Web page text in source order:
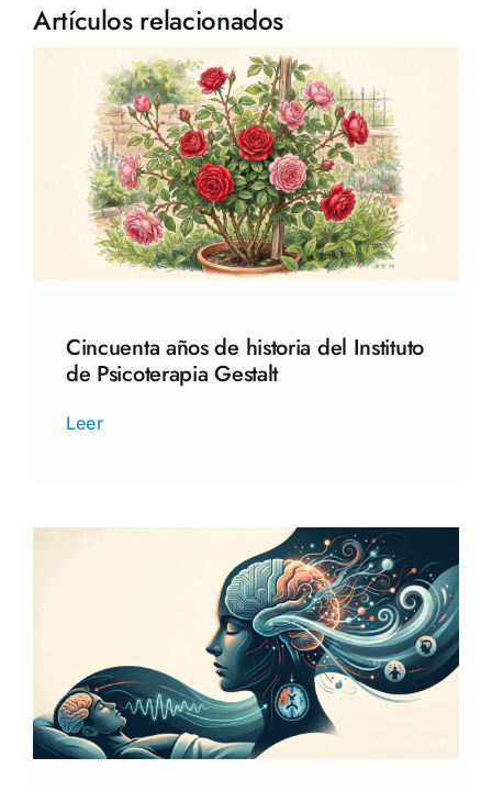
Artículos relacionados
Cincuenta años de historia del Instituto
de Psicoterapia Gestalt
Leer